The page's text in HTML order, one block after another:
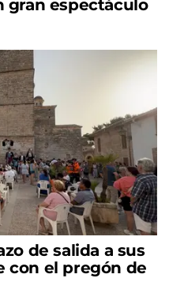
gran espectáculo
de salida a sus
con el pregón de